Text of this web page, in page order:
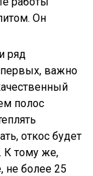
Он
ряд
первых, важно
полос
откос будет
К тому же,
не более 25